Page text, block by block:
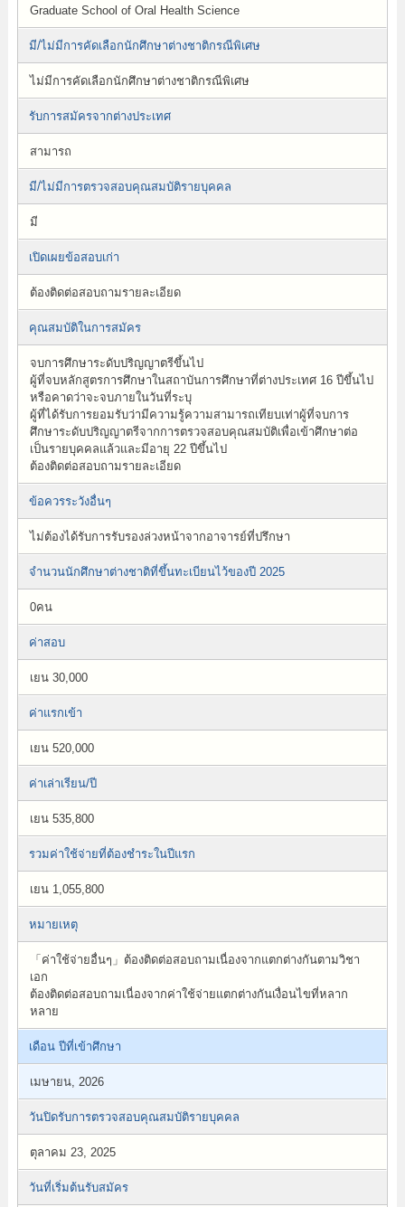
Graduate School of Oral Health Science
มี/ไม่มีการคัดเลือกนักศึกษาต่างชาติกรณีพิเศษ
ไม่มีการคัดเลือกนักศึกษาต่างชาติกรณีพิเศษ
รับการสมัครจากต่างประเทศ
สามารถ
มี/ไม่มีการตรวจสอบคุณสมบัติรายบุคคล
มี
เปิดเผยข้อสอบเก่า
ต้องติดต่อสอบถามรายละเอียด
คุณสมบัติในการสมัคร
จบการศึกษาระดับปริญญาตรีขึ้นไป
ผู้ที่จบหลักสูตรการศึกษาในสถาบันการศึกษาที่ต่างประเทศ 16 ปีขึ้นไป
หรือคาดว่าจะจบภายในวันที่ระบุ
ผู้ที่ได้รับการยอมรับว่ามีความรู้ความสามารถเทียบเท่าผู้ที่จบการ
ศึกษาระดับปริญญาตรีจากการตรวจสอบคุณสมบัติเพื่อเข้าศึกษาต่อ
เป็นรายบุคคลแล้วและมีอายุ 22 ปีขึ้นไป
ต้องติดต่อสอบถามรายละเอียด
ข้อควรระวังอื่นๆ
ไม่ต้องได้รับการรับรองล่วงหน้าจากอาจารย์ที่ปรึกษา
จำนวนนักศึกษาต่างชาติที่ขึ้นทะเบียนไว้ของปี 2025
0คน
ค่าสอบ
เยน 30,000
ค่าแรกเข้า
เยน 520,000
ค่าเล่าเรียน/ปี
เยน 535,800
รวมค่าใช้จ่ายที่ต้องชำระในปีแรก
เยน 1,055,800
หมายเหตุ
「ค่าใช้จ่ายอื่นๆ」ต้องติดต่อสอบถามเนื่องจากแตกต่างกันตามวิชา
เอก
ต้องติดต่อสอบถามเนื่องจากค่าใช้จ่ายแตกต่างกันเงื่อนไขที่หลาก
หลาย
เดือน ปีที่เข้าศึกษา
เมษายน, 2026
วันปิดรับการตรวจสอบคุณสมบัติรายบุคคล
ตุลาคม 23, 2025
วันที่เริ่มต้นรับสมัคร